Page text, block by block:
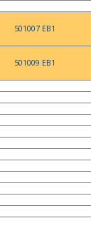
501007 EB1
501009 EB1